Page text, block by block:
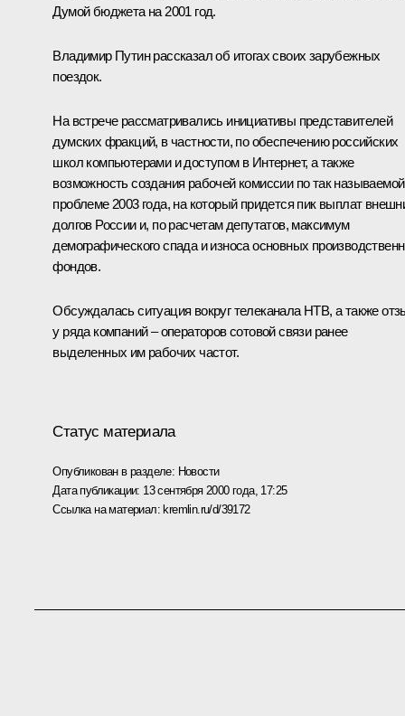
Думой бюджета на 2001 год.
Владимир Путин рассказал об итогах своих зарубежных
поездок.
На встрече рассматривались инициативы представителей
думских фракций, в частности, по обеспечению российских
школ компьютерами и доступом в Интернет, а также
возможность создания рабочей комиссии по так называемой
проблеме 2003 года, на который придется пик выплат
долгов России и, по расчетам депутатов, максимум
демографического спада и износа основных
фондов.
Обсуждалась ситуация вокруг телеканала НТВ, а также
у ряда компаний – операторов сотовой связи ранее
выделенных им рабочих частот.
Статус материала
Опубликован в разделе: Новости
Дата публикации: 13 сентября 2000 года, 17:25
Ссылка на материал:kremlin.ru/d/39172